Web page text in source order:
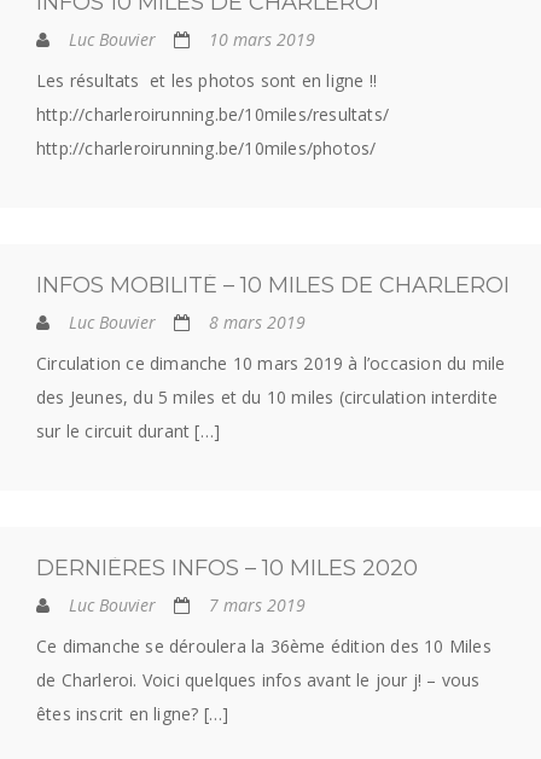
Luc Bouvier
10 mars 2019
Les résultats et les photos sont en ligne !!
http://charleroirunning.be/10miles/resultats/
http://charleroirunning.be/10miles/photos/
INFOS MOBILITÉ – 10 MILES DE CHARLEROI
Luc Bouvier
8 mars 2019
Circulation ce dimanche 10 mars 2019 à l’occasion du mile
des Jeunes, du 5 miles et du 10 miles (circulation interdite
sur le circuit durant […]
DERNIÈRES INFOS – 10 MILES 2020
Luc Bouvier
7 mars 2019
Ce dimanche se déroulera la 36ème édition des 10 Miles
de Charleroi. Voici quelques infos avant le jour j! – vous
êtes inscrit en ligne? […]